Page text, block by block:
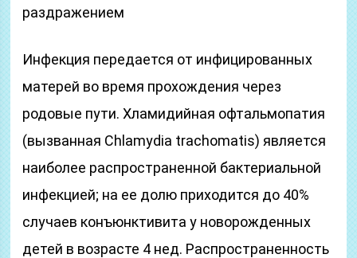
раздражением
Инфекция передается от инфицированных
матерей во время прохождения через
родовые пути. Хламидийная офтальмопатия
(вызванная Chlamydia trachomatis) является
наиболее распространенной бактериальной
инфекцией; на ее долю приходится до 40%
случаев конъюнктивита у новорожденных
детей в возрасте 4 нед. Распространенность